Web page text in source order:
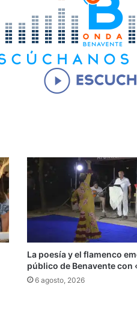
La poesía y el flamenco
público de Benavente con
6 agosto, 2026